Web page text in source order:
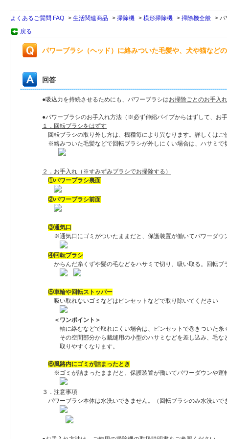
よくあるご質問 FAQ > 生活関連商品 > 掃除機 > 横形掃除機 > 掃除機全般 > パ
戻る
パワーブラシ（ヘッド）に絡みついた毛髪や、犬や猫など
回答
●吸込力を持続させるためにも、パワーブラシはお掃除ごとのお手入れ
●パワーブラシのお手入れ方法（※必ず伸縮パイプからはずして、お手
１．回転ブラシをはずす
回転ブラシの取り外し方は、機種毎により異なります。詳しくはご
※絡みついた毛髪などで回転ブラシが外しにくい場合は、ハサミで
２．お手入れ（※すみずみブラシでお掃除する）
①パワーブラシ裏面
②パワーブラシ前面
③通気口
※通気口にゴミがついたままだと、保護装置が働いてパワーダウ
④回転ブラシ
からんだ糸くずや髪の毛などをハサミで切り、吸い取る。回転ブ
⑤車輪や回転ストッパー
吸い取れないゴミなどはピンセットなどで取り除いてください
＜ワンポイント＞
軸に絡むなどで取れにくい場合は、ピンセットで巻きついた糸く
その空間部分から裁縫用の小型のハサミなどを差し込み、毛な
取りやすくなります。
⑥風路内にゴミが詰まったとき
※ゴミが詰まったままだと、保護装置が働いてパワーダウンや運
３．注意事項
パワーブラシ本体は水洗いできません。（回転ブラシのみ水洗いで